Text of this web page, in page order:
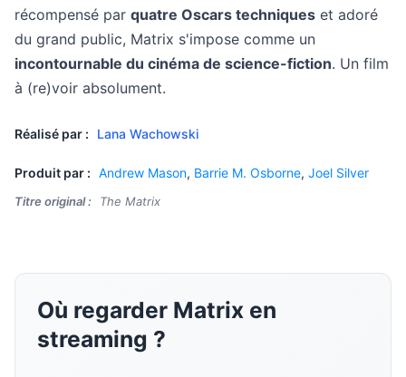
récompensé par quatre Oscars techniques et adoré
du grand public, Matrix s'impose comme un
incontournable du cinéma de science-fiction. Un film
à (re)voir absolument.
Réalisé par : Lana Wachowski
Produit par : Andrew Mason, Barrie M. Osborne, Joel Silver
Titre original : The Matrix
Où regarder Matrix en
streaming ?